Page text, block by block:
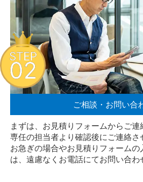
ご相談・お問い合
まずは、お見積りフォームからご連
専任の担当者より確認後にご連絡さ
お急ぎの場合やお見積りフォーム
は、遠慮なく お電話にてお問い合わ
STEP
02